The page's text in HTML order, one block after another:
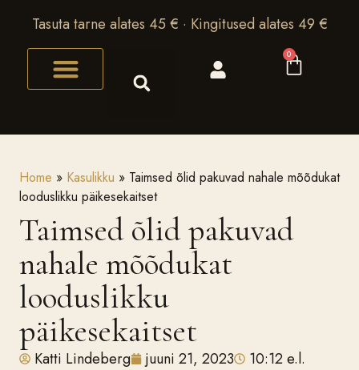
Tasuta tarne alates 45 € · Kingitused alates 49 €
0
Home » Kasulikku » Taimsed õlid pakuvad nahale mõõdukat
looduslikku päikesekaitset
Taimsed õlid pakuvad
nahale mõõdukat
looduslikku
päikesekaitset
Katti Lindeberg juuni 21, 2023 10:12 e.l.